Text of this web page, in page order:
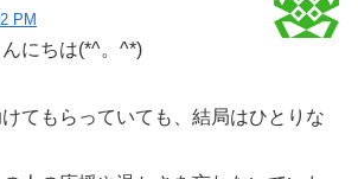
PM
にちは(*^。^*)
てもらっていても、結局はひとりな